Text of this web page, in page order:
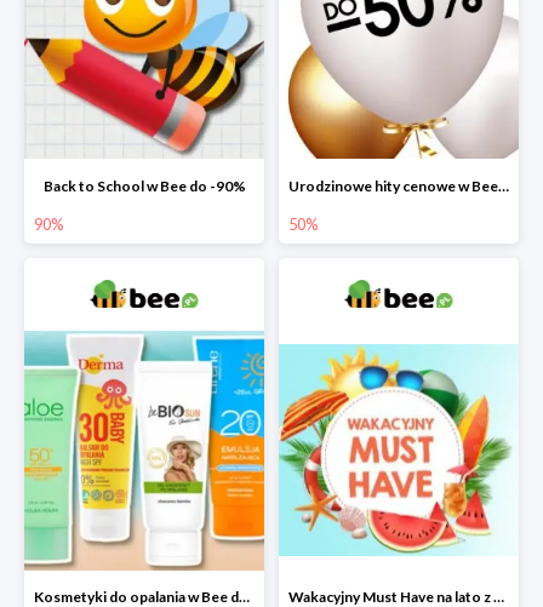
Back to School w Bee do -90%
90%
Urodzinowe hity cenowe w Bee do -50%
50%
Kosmetyki do opalania w Bee do -46% Wakacyjny Must Have na lato z maluszkiem w Bee do -40%